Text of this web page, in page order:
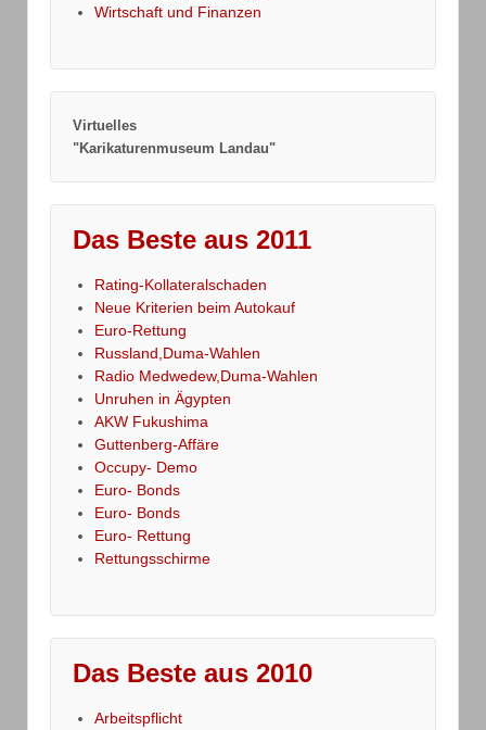
Wirtschaft und Finanzen
Virtuelles
"Karikaturenmuseum Landau"
Das Beste aus 2011
Rating-Kollateralschaden
Neue Kriterien beim Autokauf
Euro-Rettung
Russland,Duma-Wahlen
Radio Medwedew,Duma-Wahlen
Unruhen in Ägypten
AKW Fukushima
Guttenberg-Affäre
Occupy- Demo
Euro- Bonds
Euro- Bonds
Euro- Rettung
Rettungsschirme
Das Beste aus 2010
Arbeitspflicht